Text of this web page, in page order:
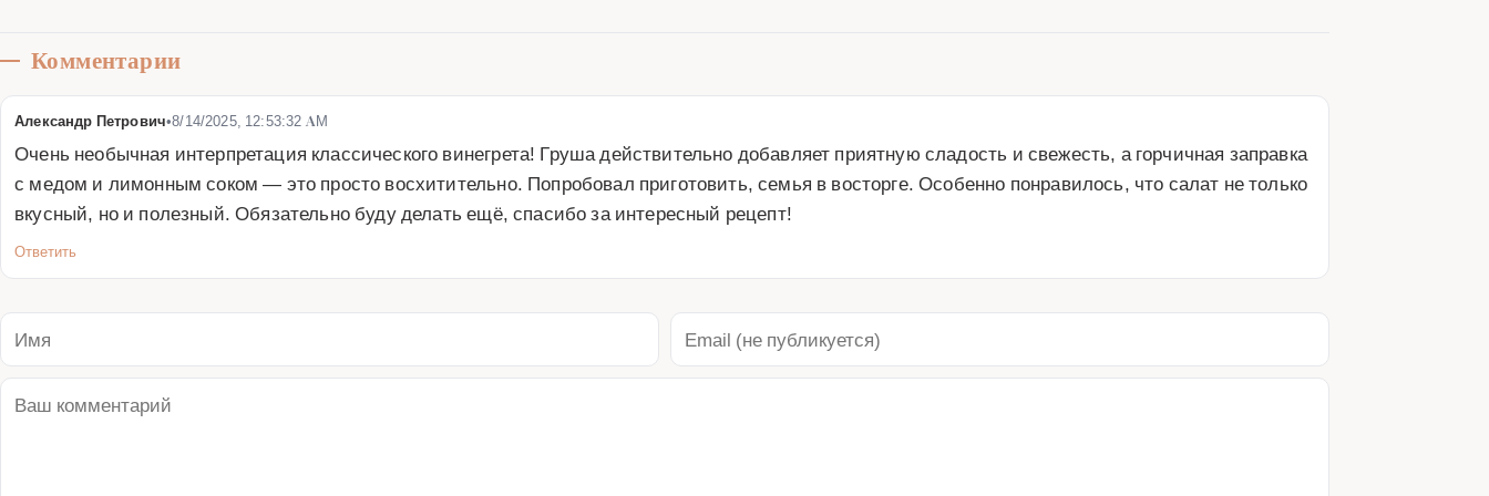
Комментарии
Александр Петрович•8/14/2025, 12:53:32 AM
Очень необычная интерпретация классического винегрета! Груша действительно добавляет приятную сладость и свежесть, а горчичная заправка
с медом и лимонным соком — это просто восхитительно. Попробовал приготовить, семья в восторге. Особенно понравилось, что салат не только
вкусный, но и полезный. Обязательно буду делать ещё, спасибо за интересный рецепт!
Ответить